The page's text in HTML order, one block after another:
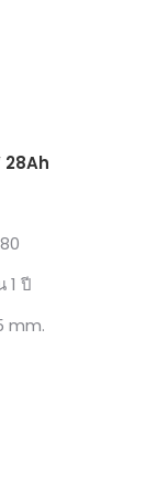
28Ah
1 ปี
mm.